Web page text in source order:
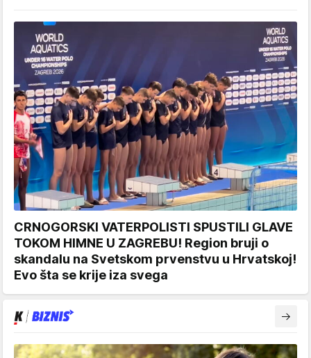
CRNOGORSKI VATERPOLISTI SPUSTILI GLAVE
TOKOM HIMNE U ZAGREBU! Region bruji o
skandalu na Svetskom prvenstvu u Hrvatskoj!
Evo šta se krije iza svega